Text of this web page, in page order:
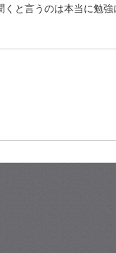
と言うのは本当に勉強